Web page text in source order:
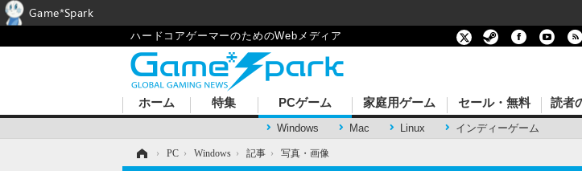
ハードコアゲーマーのためのWebメディア
ホーム 特集 PCゲーム
Windows Mac Linux インディーゲーム
家庭用ゲーム セール・無料 読者
› PC › Windows › 記事 › 写真・画像
Game*Spark